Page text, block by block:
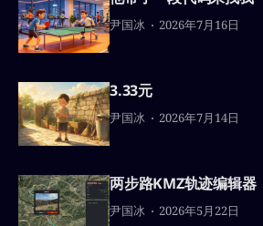
尹国冰 2026年7月16日
3.33元
尹国冰 2026年7月14日
两步路KMZ轨迹编辑器
尹国冰 2026年5月22日